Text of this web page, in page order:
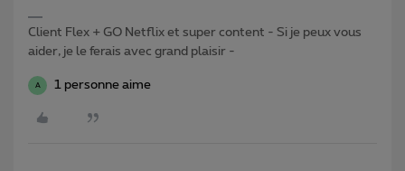
Client Flex + GO Netflix et super content - Si je peux vous
aider, je le ferais avec grand plaisir -
A 1 personne aime